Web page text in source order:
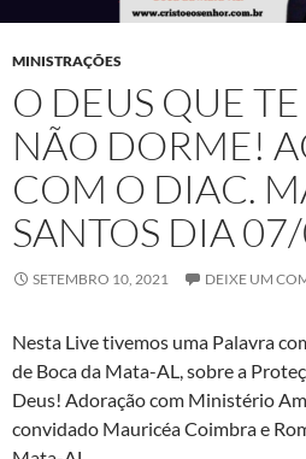
MINISTRAÇÕES
O DEUS QUE
NÃO DORME!
COM O DIAC.
SANTOS DIA
SETEMBRO 10, 2021 DEIXE UM
Nesta Live tivemos uma Palavra
de Boca da Mata-AL, sobre a
Deus! Adoração com Ministério
convidado Mauricéa Coimbra e